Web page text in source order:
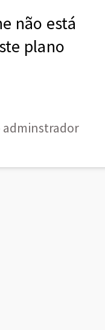
não está
plano
adminstrador